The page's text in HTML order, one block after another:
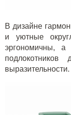
В дизайне
и уютные
эргономичны,
подлокотников
выразительности.